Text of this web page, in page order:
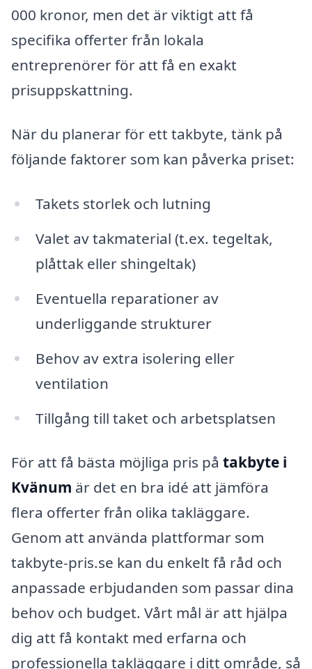
000 kronor, men det är viktigt att få
specifika offerter från lokala
entreprenörer för att få en exakt
prisuppskattning.
När du planerar för ett takbyte, tänk på
följande faktorer som kan påverka priset:
Takets storlek och lutning
Valet av takmaterial (t.ex. tegeltak,
plåttak eller shingeltak)
Eventuella reparationer av
underliggande strukturer
Behov av extra isolering eller
ventilation
Tillgång till taket och arbetsplatsen
För att få bästa möjliga pris på takbyte i
Kvänum är det en bra idé att jämföra
flera offerter från olika takläggare.
Genom att använda plattformar som
takbyte-pris.se kan du enkelt få råd och
anpassade erbjudanden som passar dina
behov och budget. Vårt mål är att hjälpa
dig att få kontakt med erfarna och
professionella takläggare i ditt område, så